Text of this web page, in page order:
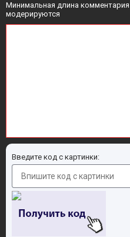
Минимальная длина
модерируются
Введите код с картинки: